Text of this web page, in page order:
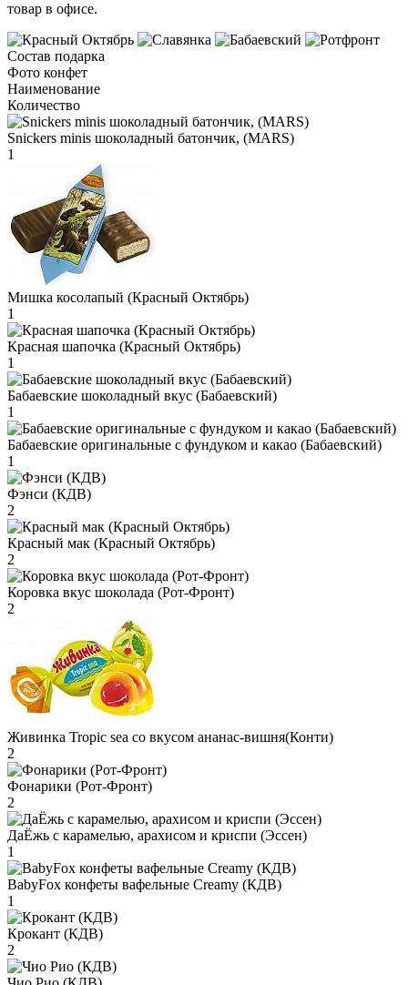
товар в офисе.
Состав подарка
Фото конфет
Наименование
Количество
Snickers minis шоколадный батончик, (MARS)
1
Мишка косолапый (Красный Октябрь)
1
Красная шапочка (Красный Октябрь)
1
Бабаевские шоколадный вкус (Бабаевский)
1
Бабаевские оригинальные с фундуком и какао (Бабаевский)
1
Фэнси (КДВ)
2
Красный мак (Красный Октябрь)
2
Коровка вкус шоколада (Рот-Фронт)
2
Живинка Tropic sea со вкусом ананас-вишня(Конти)
2
Фонарики (Рот-Фронт)
2
ДаЁжь с карамелью, арахисом и криспи (Эссен)
1
BabyFox конфеты вафельные Creamy (КДВ)
1
Крокант (КДВ)
2